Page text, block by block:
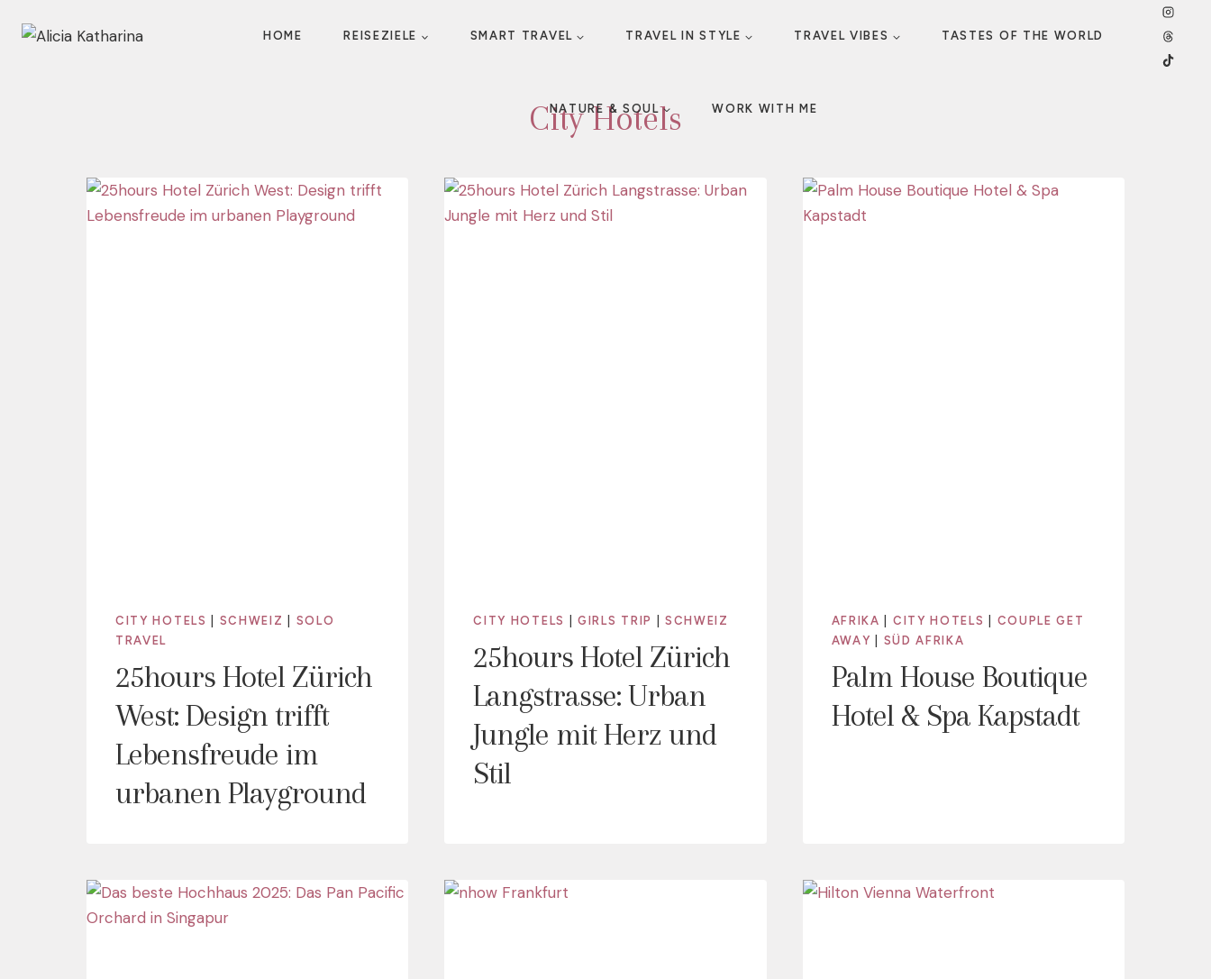
Inhalt
HOME REISEZIELE SMART TRAVEL TRAVEL IN STYLE TRAVEL VIBES TASTES OF THE WORLD
NATURE & SOUL WORK WITH ME
City Hotels
CITY HOTELS SCHWEIZ
SOLO
TRAVEL
25hours Hotel Zürich
West: Design trifft
Lebensfreude im
urbanen Playground
CITY HOTELS GIRLS TRIP SCHWEIZ
25hours Hotel Zürich
Langstrasse: Urban
Jungle mit Herz und
Stil
AFRIKA CITY HOTELS
COUPLE GET
AWAY
SÜD AFRIKA
Palm House Boutique
Hotel & Spa Kapstadt